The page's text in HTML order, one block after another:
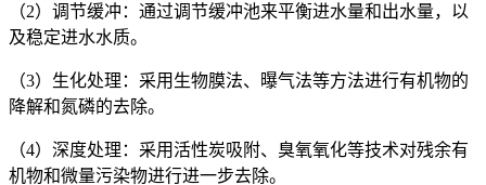
（2）调节缓冲：通过调节缓冲池来平衡进水量和出水量，以
及稳定进水水质。
（3）生化处理：采用生物膜法、曝气法等方法进行有机物的
降解和氮磷的去除。
（4）深度处理：采用活性炭吸附、臭氧氧化等技术对残余有
机物和微量污染物进行进一步去除。